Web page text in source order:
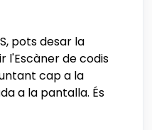
pots desar la
l'Escàner de codis
cap a la
a la pantalla. És